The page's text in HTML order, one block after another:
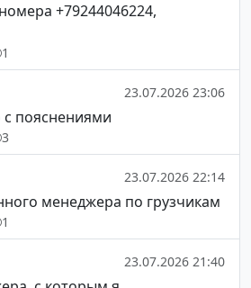
+79244046224,
1
23.07.2026 23:06
пояснениями
3
23.07.2026 22:14
менеджера по грузчикам
1
23.07.2026 21:40